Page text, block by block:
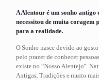
A Alentour é um sonho antigo
necessitou de muita coragem
para a realidade.
O Sonho nasce devido ao
pelo prazer de conhecer
existe no “Nosso Alentejo".
Antigas, Tradições e muito